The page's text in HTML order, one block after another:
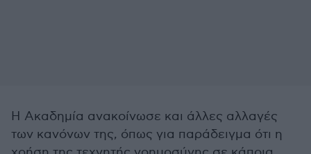
Η Ακαδημία ανακοίνωσε και άλλες αλλαγές
των κανόνων της, όπως για παράδειγμα ότι η